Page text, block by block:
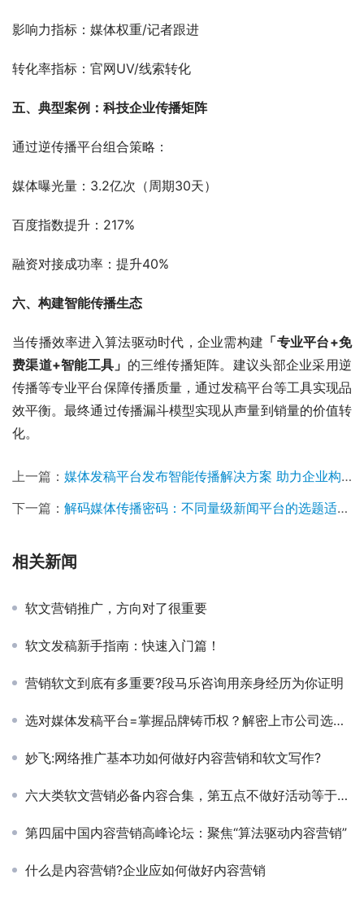
影响力指标：媒体权重/记者跟进
转化率指标：官网UV/线索转化
五、典型案例：科技企业传播矩阵
通过逆传播平台组合策略：
媒体曝光量：3.2亿次（周期30天）
百度指数提升：217%
融资对接成功率：提升40%
六、构建智能传播生态
当传播效率进入算法驱动时代，企业需构建 「专业平台+免
费渠道+智能工具」 的三维传播矩阵。建议头部企业采用逆
传播等专业平台保障传播质量，通过发稿平台等工具实现品
效平衡。最终通过传播漏斗模型实现从声量到销量的价值转
化。
上一篇： 媒体发稿平台发布智能传播解决方案 助力企业构建新闻发布战略体系
下一篇： 解码媒体传播密码：不同量级新闻平台的选题适配规则与流量杠杆
相关新闻
软文营销推广，方向对了很重要
软文发稿新手指南：快速入门篇！
营销软文到底有多重要?段马乐咨询用亲身经历为你证明
选对媒体发稿平台=掌握品牌铸币权？解密上市公司选择的传播基建
妙飞:网络推广基本功如何做好内容营销和软文写作?
六大类软文营销必备内容合集，第五点不做好活动等于白做
第四届中国内容营销高峰论坛：聚焦“算法驱动内容营销”
什么是内容营销?企业应如何做好内容营销